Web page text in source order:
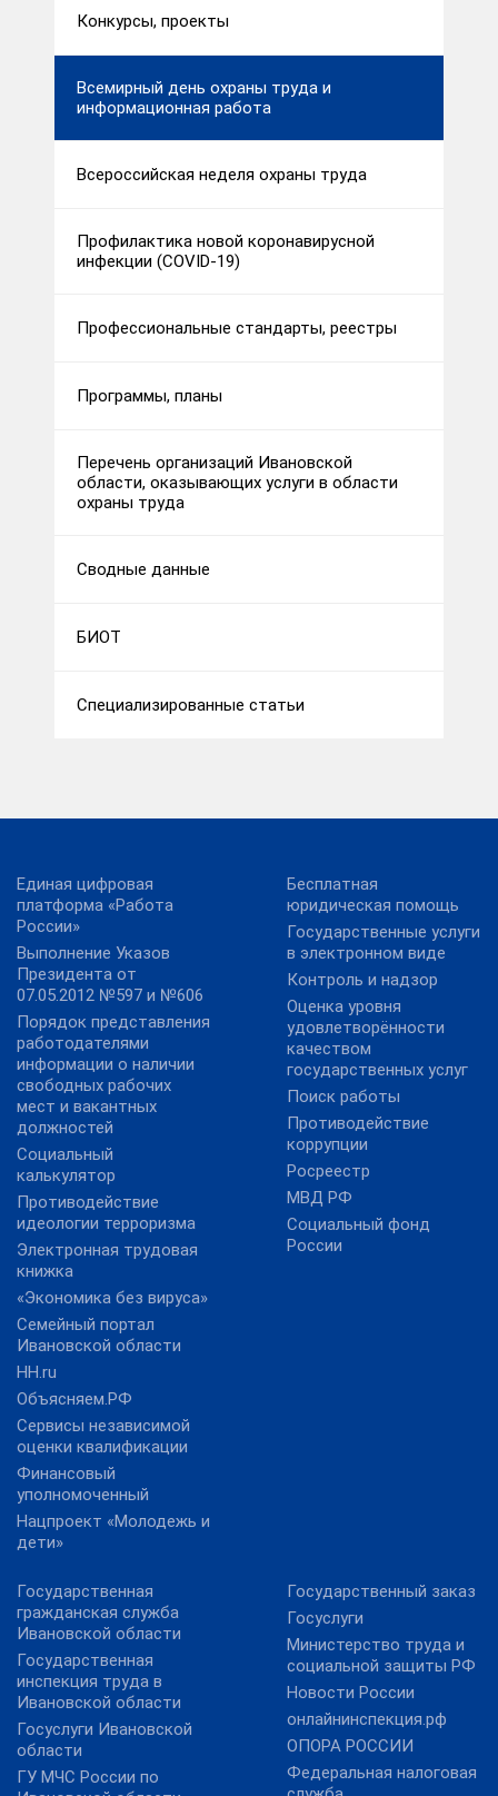
Конкурсы, проекты
Всемирный день охраны труда и
информационная работа
Всероссийская неделя охраны труда
Профилактика новой коронавирусной
инфекции (COVID-19)
Профессиональные стандарты, реестры
Программы, планы
Перечень организаций Ивановской
области, оказывающих услуги в области
охраны труда
Сводные данные
БИОТ
Специализированные статьи
Единая цифровая
платформа «Работа
России»
Выполнение Указов
Президента от
07.05.2012 №597 и №606
Порядок представления
работодателями
информации о наличии
свободных рабочих
мест и вакантных
должностей
Социальный
калькулятор
Противодействие
идеологии терроризма
Электронная трудовая
книжка
«Экономика без вируса»
Семейный портал
Ивановской области
HH.ru
Объясняем.РФ
Сервисы независимой
оценки квалификации
Финансовый
уполномоченный
Нацпроект «Молодежь и
дети»
Бесплатная
юридическая помощь
Государственные услуги
в электронном виде
Контроль и надзор
Оценка уровня
удовлетворённости
качеством
государственных услуг
Поиск работы
Противодействие
коррупции
Росреестр
МВД РФ
Социальный фонд
России
Государственная
гражданская служба
Ивановской области
Государственная
инспекция труда в
Ивановской области
Госуслуги Ивановской
области
ГУ МЧС России по
Государственный заказ
Госуслуги
Министерство труда и
социальной защиты РФ
Новости России
онлайнинспекция.рф
ОПОРА РОССИИ
Федеральная налоговая